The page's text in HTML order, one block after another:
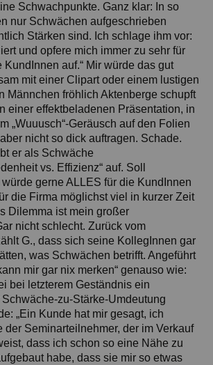
Schwachpunkte. Ganz klar: In so
nur Schwächen aufgeschrieben
Stärken sind. Ich schlage ihm vor:
und opfere mich immer zu sehr für
auf.“ Mir würde das gut
mit einer Clipart oder einem lustigen
Männchen fröhlich Aktenberge schupft
einer effektbeladenen Präsentation, in
„Wuuusch“-Geräusch auf den Folien
nicht so dick auftragen. Schade.
er als Schwäche
vs. Effizienz“ auf. Soll
gerne ALLES für die KundInnen
die Firma möglichst viel in kurzer Zeit
Dilemma ist mein großer
nicht schlecht. Zurück vom
G., dass sich seine KollegInnen gar
was Schwächen betrifft. Angeführt
mir gar nix merken“ genauso wie:
bei letzterem Geständnis ein
zu-Stärke-Umdeutung
„Ein Kunde hat mir gesagt, ich
der Seminarteilnehmer, der im Verkauf
dass ich schon so eine Nähe zu
habe, dass sie mir so etwas